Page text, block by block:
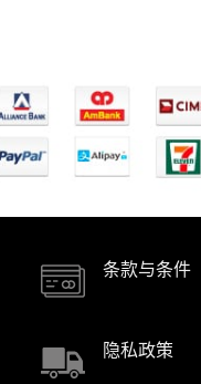
条款与条件
隐私政策